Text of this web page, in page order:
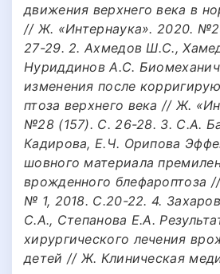
движения верхнего века в
// Ж. «Интернаука». 2020.
27-29. 2. Ахмедов Ш.С.,
Нуриддинов А.С.
изменения после
птоза верхнего века // Ж.
№28 (157). С. 26-28. 3. С.А.
Кадирова, Е.Ч. Орипова
шовного материала
врожденного блефароптоза
№ 1, 2018. С.20-22. 4.
С.А., Степанова Е.А.
хирургического лечения
детей // Ж. Клиническая